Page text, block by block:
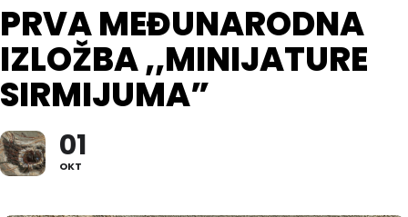
PRVA MEĐUNARODNA
IZLOŽBA ,,MINIJATURE
SIRMIJUMA”
01
OKT